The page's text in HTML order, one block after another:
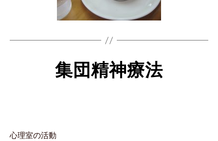
集団精神療法
心理室の活動